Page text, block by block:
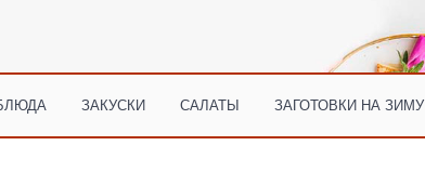
ЗАКУСКИ САЛАТЫ ЗАГОТОВКИ НА ЗИМУ